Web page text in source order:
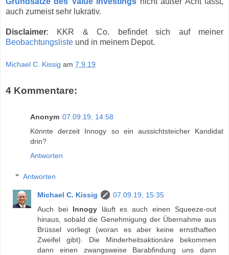
auch zumeist sehr lukrativ.
Disclaimer: KKR & Co. befindet sich auf meiner
Beobachtungsliste und in meinem Depot.
Michael C. Kissig am 7.9.19
4 Kommentare:
Anonym 07.09.19, 14:58
Könnte derzeit Innogy so ein aussichtsteicher Kandidat
drin?
Antworten
Antworten
Michael C. Kissig
07.09.19, 15:35
Auch bei Innogyläuft es auch einen Squeeze-out
hinaus, sobald die Genehmigung der Übernahme aus
Brüssel vorliegt (woran es aber keine ernsthaften
Zweifel gibt). Die Minderheitsaktionäre bekommen
dann einen zwangsweise Barabfindung uns dann